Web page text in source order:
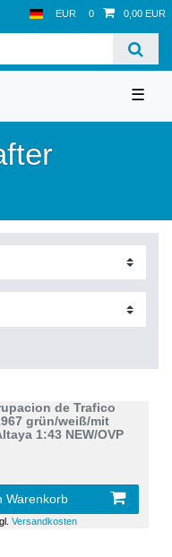
EUR 0 0,00 EUR
☰
de Trafico
grün/weiß/mit
1:43 NEW/OVP
Warenkorb
Versandkosten